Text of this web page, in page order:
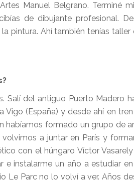
Manuel Belgrano. Terminé
de dibujante profesional.
pintura. Ahí también tenías
Salí del antiguo Puerto Madero
(España) y desde ahí en
habíamos formado un grupo de
a juntar en París y
con el húngaro Víctor
e instalarme un año a estudiar
Le Parc no lo volví a ver. Años